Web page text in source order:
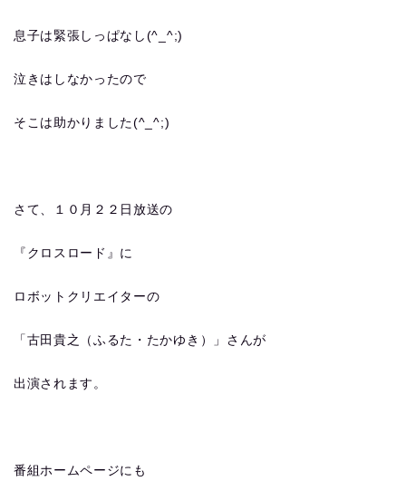
息子は緊張しっぱなし(^_^;)
泣きはしなかったので
そこは助かりました(^_^;)
さて、１０月２２日放送の
『クロスロード』に
ロボットクリエイターの
「古田貴之（ふるた・たかゆき）」さんが
出演されます。
番組ホームページにも